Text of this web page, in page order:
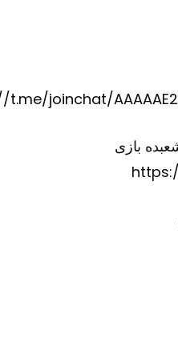
joinchat/
بازی